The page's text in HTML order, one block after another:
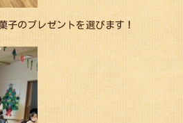
子のプレゼントを選びます！